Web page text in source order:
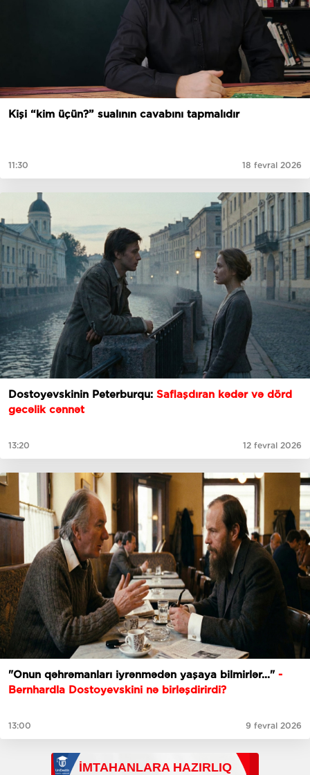
Kişi “kim üçün?” sualının cavabını tapmalıdır
11:30 18 fevral 2026
Dostoyevskinin Peterburqu: Saflaşdıran kədər və dörd
gecəlik cənnət
13:20 12 fevral 2026
"Onun qəhrəmanları iyrənmədən yaşaya bilmirlər..." -
Bernhardla Dostoyevskini nə birləşdirirdi?
13:00 9 fevral 2026